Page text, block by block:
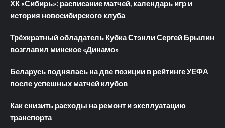
ХК «Сибирь»: расписание матчей, календарь игр и
история новосибирского клуба
Трёхкратный обладатель Кубка Стэнли Сергей Брылин
возглавил минское «Динамо»
Беларусь поднялась на две позиции в рейтинге УЕФА
после успешных матчей клубов
Как снизить расходы на ремонт и эксплуатацию
транспорта